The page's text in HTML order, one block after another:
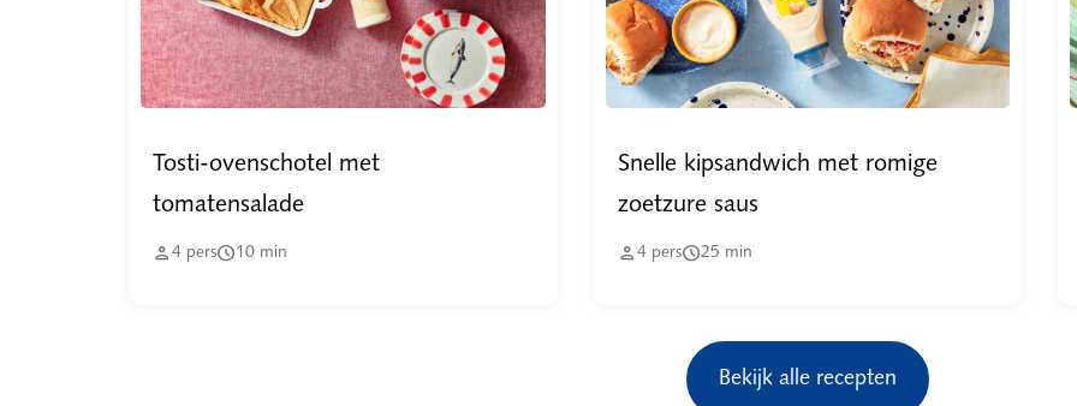
Tosti-ovenschotel met
tomatensalade
 4 pers10 min
Snelle kipsandwich met romige
zoetzure saus
 4 pers25 min
Bekijk alle recepten